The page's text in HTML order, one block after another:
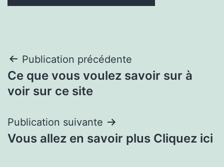
Navigation
de
Publication précédente
Ce que vous voulez savoir sur à
voir sur ce site
Publication suivante
Vous allez en savoir plus Cliquez ici